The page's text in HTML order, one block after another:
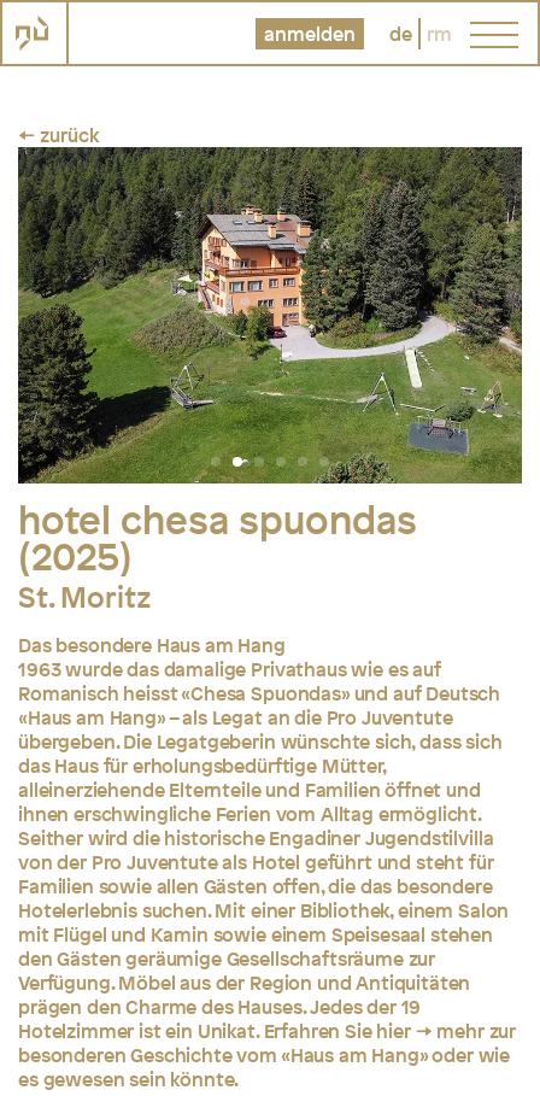
anmelden de rm
← zurück
hotel chesa spuondas
(2025)
St. Moritz
Das besondere Haus am Hang
1963 wurde das damalige Privathaus wie es auf
Romanisch heisst «Chesa Spuondas» und auf Deutsch
«Haus am Hang» – als Legat an die Pro Juventute
übergeben. Die Legatgeberin wünschte sich, dass sich
das Haus für erholungsbedürftige Mütter,
alleinerziehende Elternteile und Familien öffnet und
ihnen erschwingliche Ferien vom Alltag ermöglicht.
Seither wird die historische Engadiner Jugendstilvilla
von der Pro Juventute als Hotel geführt und steht für
Familien sowie allen Gästen offen, die das besondere
Hotelerlebnis suchen. Mit einer Bibliothek, einem Salon
mit Flügel und Kamin sowie einem Speisesaal stehen
den Gästen geräumige Gesellschaftsräume zur
Verfügung. Möbel aus der Region und Antiquitäten
prägen den Charme des Hauses. Jedes der 19
Hotelzimmer ist ein Unikat. Erfahren Siehier
mehr zur
besonderen Geschichte vom «Haus am Hang» oder wie
es gewesen sein könnte.